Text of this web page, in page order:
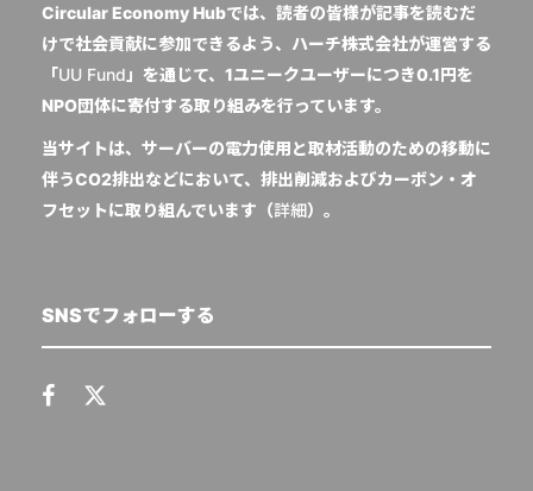
Circular Economy Hubでは、読者の皆様が記事を読むだ
けで社会貢献に参加できるよう、ハーチ株式会社が運営する
「UU Fund 」を通じて、1ユニークユーザーにつき0.1円を
NPO団体に寄付する取り組みを行っています。
当サイトは、サーバーの電力使用と取材活動のための移動に
伴うCO2排出などにおいて、排出削減およびカーボン・オ
フセットに取り組んでいます（詳細）。
SNSでフォローする